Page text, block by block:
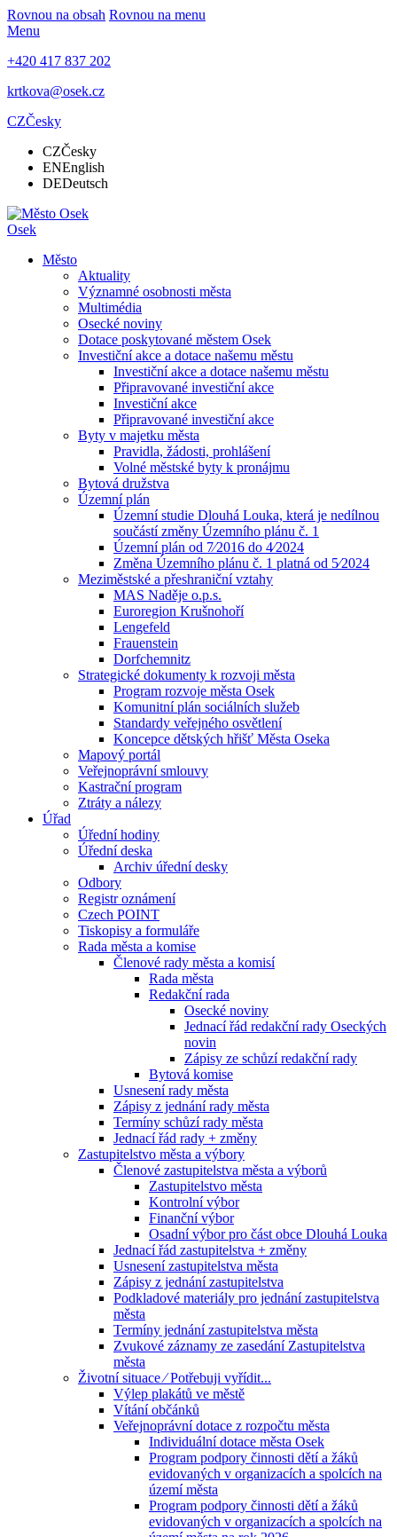
Rovnou na obsah Rovnou na menu
Menu
+420 417 837 202
krtkova@osek.cz
CZČesky
CZČesky
ENEnglish
DEDeutsch
Osek
Město
Aktuality
Významné osobnosti města
Multimédia
Osecké noviny
Dotace poskytované městem Osek
Investiční akce a dotace našemu městu
Investiční akce a dotace našemu městu
Připravované investiční akce
Investiční akce
Připravované investiční akce
Byty v majetku města
Pravidla, žádosti, prohlášení
Volné městské byty k pronájmu
Bytová družstva
Územní plán
Územní studie Dlouhá Louka, která je nedílnou
součástí změny Územního plánu č. 1
Územní plán od 7⁄2016 do 4⁄2024
Změna Územního plánu č. 1 platná od 5⁄2024
Meziměstské a přeshraniční vztahy
MAS Naděje o.p.s.
Euroregion Krušnohoří
Lengefeld
Frauenstein
Dorfchemnitz
Strategické dokumenty k rozvoji města
Program rozvoje města Osek
Komunitní plán sociálních služeb
Standardy veřejného osvětlení
Koncepce dětských hřišť Města Oseka
Mapový portál
Veřejnoprávní smlouvy
Kastrační program
Ztráty a nálezy
Úřad
Úřední hodiny
Úřední deska
Archiv úřední desky
Odbory
Registr oznámení
Czech POINT
Tiskopisy a formuláře
Rada města a komise
Členové rady města a komisí
Rada města
Redakční rada
Osecké noviny
Jednací řád redakční rady Oseckých
novin
Zápisy ze schůzí redakční rady
Bytová komise
Usnesení rady města
Zápisy z jednání rady města
Termíny schůzí rady města
Jednací řád rady + změny
Zastupitelstvo města a výbory
Členové zastupitelstva města a výborů
Zastupitelstvo města
Kontrolní výbor
Finanční výbor
Osadní výbor pro část obce Dlouhá Louka
Jednací řád zastupitelstva + změny
Usnesení zastupitelstva města
Zápisy z jednání zastupitelstva
Podkladové materiály pro jednání zastupitelstva
města
Termíny jednání zastupitelstva města
Zvukové záznamy ze zasedání Zastupitelstva
města
Životní situace ⁄ Potřebuji vyřídit...
Výlep plakátů ve městě
Vítání občánků
Veřejnoprávní dotace z rozpočtu města
Individuální dotace města Osek
Program podpory činnosti dětí a žáků
evidovaných v organizacích a spolcích na
území města
Program podpory činnosti dětí a žáků
evidovaných v organizacích a spolcích na